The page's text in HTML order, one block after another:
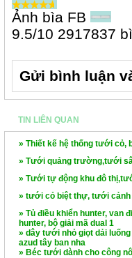
Ảnh bìa FB
9.5/10 2917837
Gửi bình luận
TIN LIÊN QUAN
» Thiết kế hệ thống tưới
» Tưới quảng trường,tưới
» Tưới tự động khu đô
» tưới cỏ biệt thự, tưới cảnh
» Tủ điều khiển hunter, van
hunter, bộ giải mã dual 1
» dây tưới nhỏ giọt dải
azud tây ban nha
» Béc tưới dành cho công